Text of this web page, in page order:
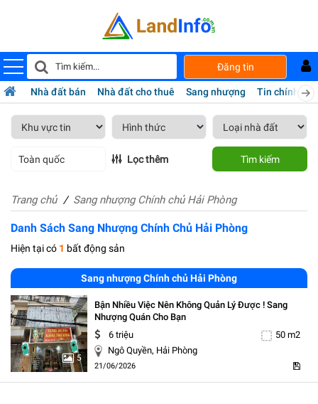
Đăng tin
Nhà đất bán Nhà đất cho thuê Sang nhượng Tin chính chủ
Toàn quốc Lọc thêm Tìm kiếm
Trang chủ Sang nhượng Chính chủ Hải Phòng
Danh Sách Sang Nhượng Chính Chủ Hải Phòng
Hiện tại có 1 bất động sản
Sang nhượng Chính chủ Hải Phòng
5
Bận Nhiều Việc Nên Không Quản Lý Được ! Sang
Nhượng Quán Cho Bạn
6 triệu
50 m2
Ngô Quyền, Hải Phòng
21/06/2026